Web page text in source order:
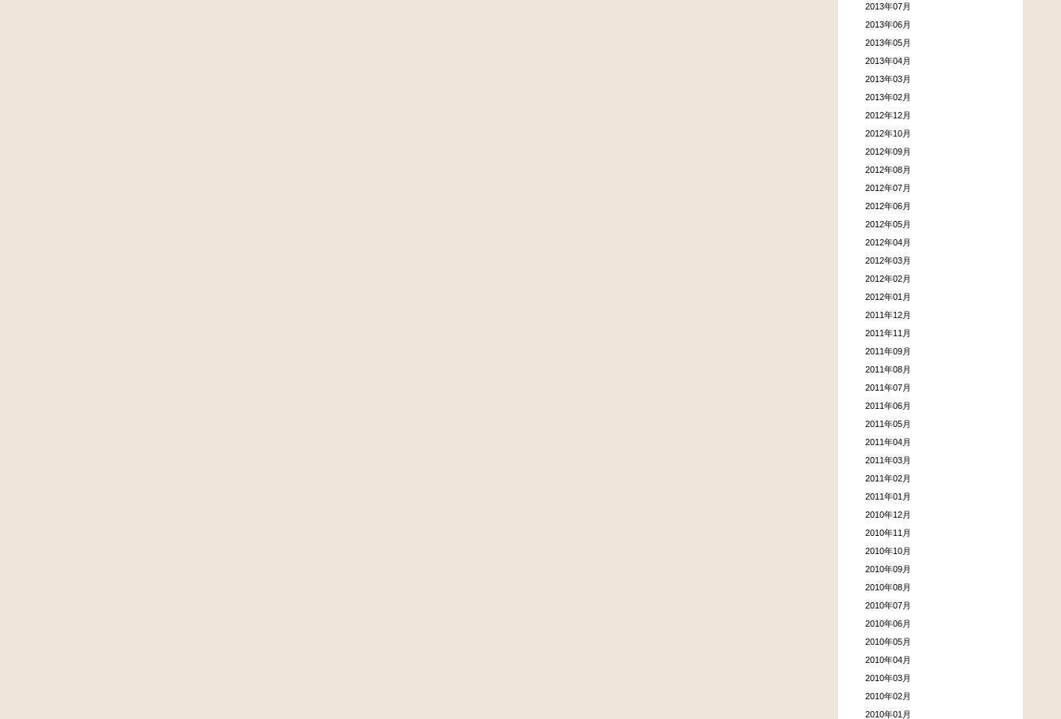
2013年07月
2013年06月
2013年05月
2013年04月
2013年03月
2013年02月
2012年12月
2012年10月
2012年09月
2012年08月
2012年07月
2012年06月
2012年05月
2012年04月
2012年03月
2012年02月
2012年01月
2011年12月
2011年11月
2011年09月
2011年08月
2011年07月
2011年06月
2011年05月
2011年04月
2011年03月
2011年02月
2011年01月
2010年12月
2010年11月
2010年10月
2010年09月
2010年08月
2010年07月
2010年06月
2010年05月
2010年04月
2010年03月
2010年02月
2010年01月